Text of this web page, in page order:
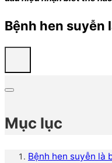
Bệnh hen suyễn
Mục lục
Bệnh hen suyễn là